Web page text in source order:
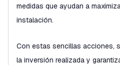
medidas que ayudan a
instalación.
Con estas sencillas acciones,
la inversión realizada y